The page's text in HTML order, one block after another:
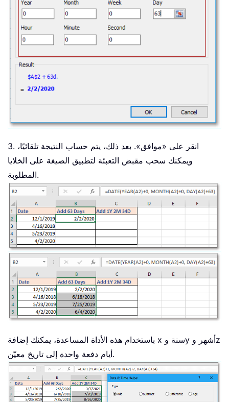
3. انقر على «موافق». بعد ذلك، يتم حساب النتيجة تلقائيًا،
ويمكنك سحب مقبض التعبئة لتطبيق الصيغة على الخلايا
المطلوبة.
باستخدام هذه الأداة المساعدة، يمكنك إضافة x سنة وy أشهر وz
أيام دفعة واحدة إلى تاريخ معيّن.